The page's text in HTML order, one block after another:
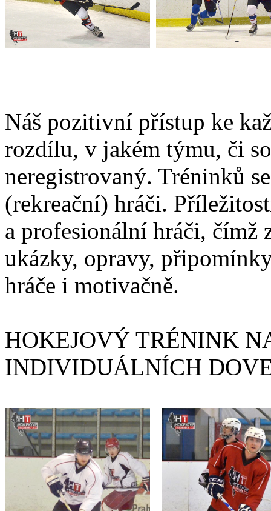
Náš pozitivní přístup ke
rozdílu, v jakém týmu, či
neregistrovaný. Tréninků
(rekreační) hráči.
a profesionální hráči,
ukázky, opravy,
hráče i motivačně.
HOKEJOVÝ TRÉNINK
INDIVIDUÁLNÍCH